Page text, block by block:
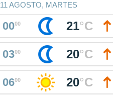
11 AGOSTO, MARTES
0000 21°C
0300 20°C
0600 20°C